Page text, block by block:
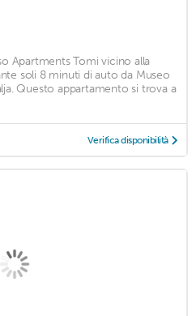
Apartments Tomi vicino alla
soli 8 minuti di auto da Museo
Questo appartamento si trova a
Verifica disponibilità